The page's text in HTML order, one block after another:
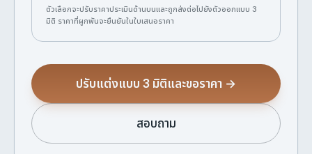
ตัวเลือกจะปรับราคาประเมินด้านบนและถูกส่งต่อไปยังตัวออกแบบ 3
มิติ ราคาที่ผูกพันจะยืนยันในใบเสนอราคา
ปรับแต่งแบบ 3 มิติและขอราคา →
สอบถาม